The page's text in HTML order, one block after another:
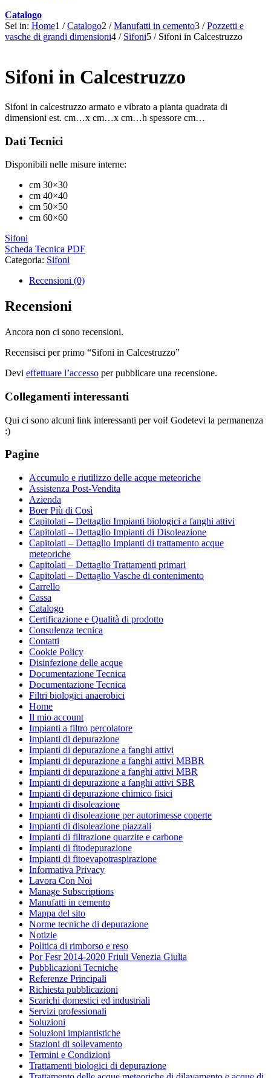
Catalogo
Sei in: Home1 / Catalogo2 / Manufatti in cemento3 / Pozzetti e
vasche di grandi dimensioni4 / Sifoni5 / Sifoni in Calcestruzzo
Sifoni in Calcestruzzo
Sifoni in calcestruzzo armato e vibrato a pianta quadrata di
dimensioni est. cm…x cm…x cm…h spessore cm…
Dati Tecnici
Disponibili nelle misure interne:
cm 30×30
cm 40×40
cm 50×50
cm 60×60
Sifoni
Scheda Tecnica PDF
Categoria: Sifoni
Recensioni (0)
Recensioni
Ancora non ci sono recensioni.
Recensisci per primo “Sifoni in Calcestruzzo”
Devi effettuare l’accesso per pubblicare una recensione.
Collegamenti interessanti
Qui ci sono alcuni link interessanti per voi! Godetevi la permanenza
:)
Pagine
Accumulo e riutilizzo delle acque meteoriche
Assistenza Post-Vendita
Azienda
Boer Più di Così
Capitolati – Dettaglio Impianti biologici a fanghi attivi
Capitolati – Dettaglio Impianti di Disoleazione
Capitolati – Dettaglio Impianti di trattamento acque
meteoriche
Capitolati – Dettaglio Trattamenti primari
Capitolati – Dettaglio Vasche di contenimento
Carrello
Cassa
Catalogo
Certificazione e Qualità di prodotto
Consulenza tecnica
Contatti
Cookie Policy
Disinfezione delle acque
Documentazione Tecnica
Documentazione Tecnica
Filtri biologici anaerobici
Home
Il mio account
Impianti a filtro percolatore
Impianti di depurazione
Impianti di depurazione a fanghi attivi
Impianti di depurazione a fanghi attivi MBBR
Impianti di depurazione a fanghi attivi MBR
Impianti di depurazione a fanghi attivi SBR
Impianti di depurazione chimico fisici
Impianti di disoleazione
Impianti di disoleazione per autorimesse coperte
Impianti di disoleazione piazzali
Impianti di filtrazione quarzite e carbone
Impianti di fitodepurazione
Impianti di fitoevapotraspirazione
Informativa Privacy
Lavora Con Noi
Manage Subscriptions
Manufatti in cemento
Mappa del sito
Norme tecniche di depurazione
Notizie
Politica di rimborso e reso
Por Fesr 2014-2020 Friuli Venezia Giulia
Pubblicazioni Tecniche
Referenze Principali
Richiesta pubblicazioni
Scarichi domestici ed industriali
Servizi professionali
Soluzioni
Soluzioni impiantistiche
Stazioni di sollevamento
Termini e Condizioni
Trattamenti biologici di depurazione